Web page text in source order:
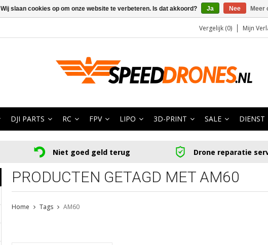
Vergelijk (0) Mijn
DJI PARTS RC FPV LIPO 3D-PRINT SALE DIENST
Niet goed geld terug Drone reparatie
PRODUCTEN GETAGD MET AM60
Home Tags AM60
Wij slaan cookies op om onze website te verbeteren. Is dat akkoord? Ja Nee Meer